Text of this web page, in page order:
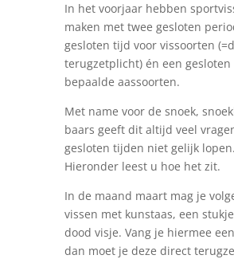
In het voorjaar hebben
maken met twee gesloten
gesloten tijd voor vissoorten
terugzetplicht) én een
bepaalde aassoorten.
Met name voor de snoek,
baars geeft dit altijd veel
gesloten tijden niet gelijk lopen.
Hieronder leest u hoe het zit.
In de maand maart mag je
vissen met kunstaas, een
dood visje. Vang je hiermee
dan moet je deze direct